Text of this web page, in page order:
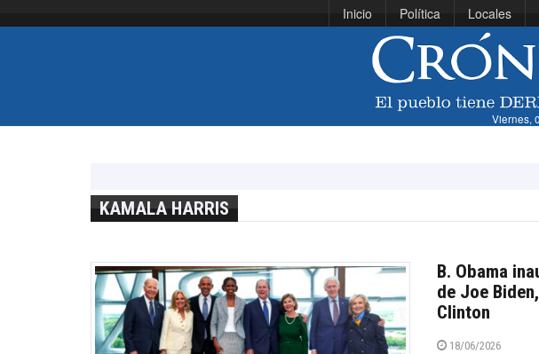
Inicio Política Locales
Viernes,
KAMALA HARRIS
B. Obama
de Joe
Clinton
18/06/2026